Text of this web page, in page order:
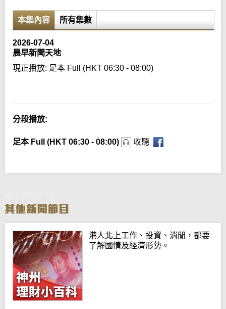
本集內容 所有集數
2026-07-04
晨早新聞天地
現正播放: 足本 Full (HKT 06:30 - 08:00)
分段播放:
足本 Full (HKT 06:30 - 08:00) 收聽
港人北上工作、投資、消閒，都要
了解國情及經濟形勢。